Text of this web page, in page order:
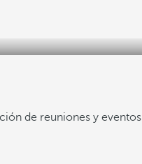
de reuniones y eventos